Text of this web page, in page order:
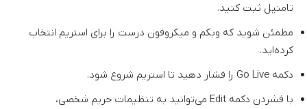
تامنیل ثبت کنید.
مطمئن شوید که وبکم و میکروفون درست را برای استریم انتخاب
کرده‌اید.
دکمه Go Live را فشار دهید تا استریم شروع شود.
با فشردن دکمه Edit می‌توانید به تنظیمات حریم شخصی،